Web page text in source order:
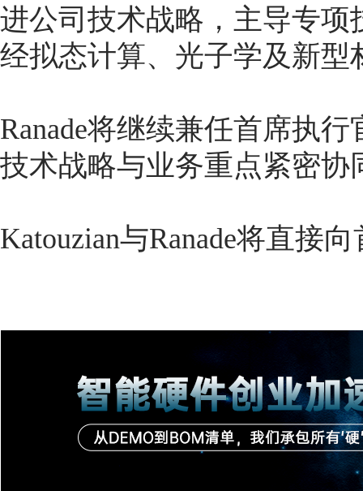
进公司技术战略，主导专
经拟态计算、光子学及新
Ranade将继续兼任首席执
技术战略与业务重点紧密协
Katouzian与Ranade将直接